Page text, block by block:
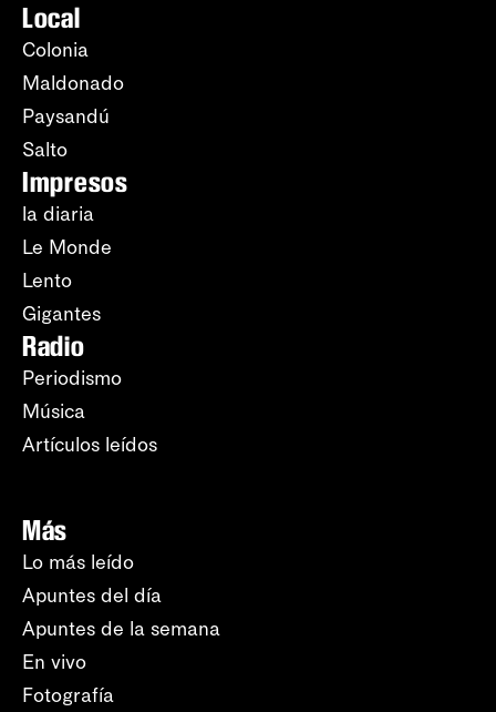
Local
Colonia
Maldonado
Paysandú
Salto
Impresos
la diaria
Le Monde
Lento
Gigantes
Radio
Periodismo
Música
Artículos leídos
Más
Lo más leído
Apuntes del día
Apuntes de la semana
En vivo
Fotografía